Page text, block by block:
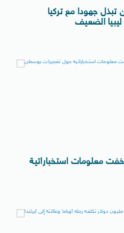
تبذل جهودا مع تركيا
الضعيف
معلومات استخباراتية